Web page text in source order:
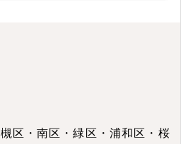
区・南区・緑区・浦和区・桜